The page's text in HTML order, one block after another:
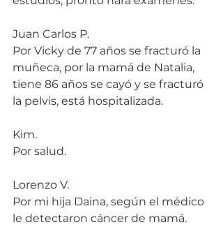
Juan Carlos P.
Por Vicky de 77 años se fracturó la
muñeca, por la mamá de Natalia,
tiene 86 años se cayó y se fracturó
la pelvis, está hospitalizada.
Kim.
Por salud.
Lorenzo V.
Por mi hija Daina, según el médico
le detectaron cáncer de mamá.